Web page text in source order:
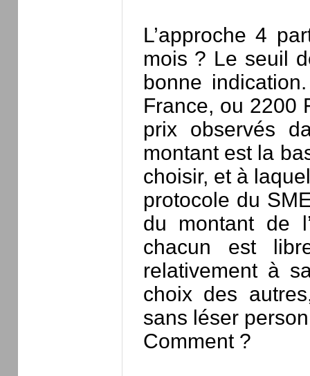
L’approche 4
mois ? Le seuil
bonne
France, ou 2200
prix observés
montant est la
choisir, et à
protocole du
du montant de
chacun est
relativement à
choix des
sans léser
Comment ?